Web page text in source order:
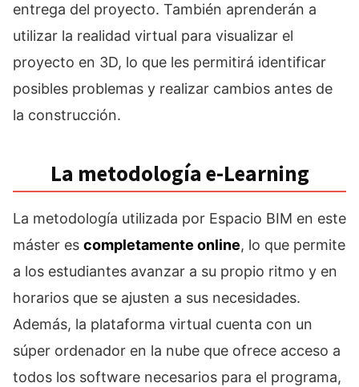
entrega del proyecto. También aprenderán a
utilizar la realidad virtual para visualizar el
proyecto en 3D, lo que les permitirá identificar
posibles problemas y realizar cambios antes de
la construcción.
La metodología e-Learning
La metodología utilizada por Espacio BIM en este
máster es completamente online, lo que permite
a los estudiantes avanzar a su propio ritmo y en
horarios que se ajusten a sus necesidades.
Además, la plataforma virtual cuenta con un
súper ordenador en la nube que ofrece acceso a
todos los software necesarios para el programa,